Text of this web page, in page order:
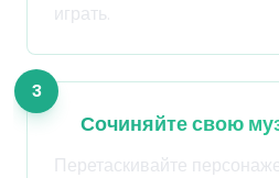
играть.
3
Сочиняйте свою
Перетаскивайте